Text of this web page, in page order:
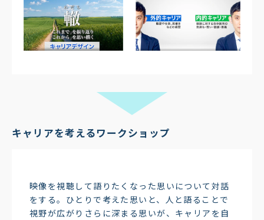
キャリアを考えるワークショップ
映像を視聴して語りたくなった思いについて対話
をする。ひとりで考えた思いと、人と語ることで
視野が広がりさらに深まる思いが、キャリアを自